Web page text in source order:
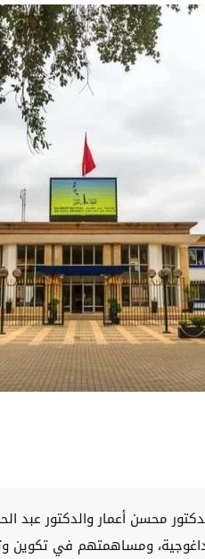
تيفلت وأصداء الأحداث فيها بصيغة أخرى
يشعل غضب الجمعيات وملف “ماء
محسن أعمار والدكتور عبد
ومساهمتهم في تكوين